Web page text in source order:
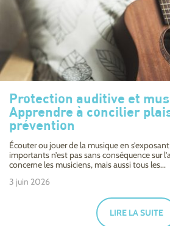
Protection auditive et
Apprendre à concilier
prévention
Écouter ou jouer de la musique en
importants n’est pas sans conséquence sur
concerne les musiciens, mais aussi tous les...
3 juin 2026
LIRE LA SUITE